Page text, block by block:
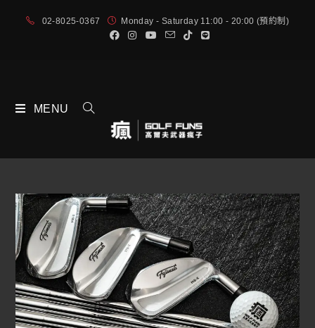
02-8025-0367 Monday - Saturday 11:00 - 20:00 (預約制)
MENU